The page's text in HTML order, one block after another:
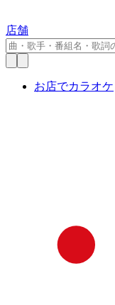
店舗
お店でカラオケ